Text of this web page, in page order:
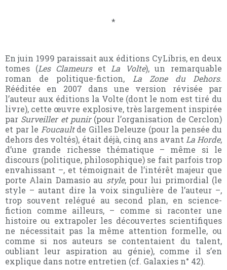
*
En juin 1999 paraissait aux éditions CyLibris, en deux
tomes (Les Clameurset La Volte), un remarquable
roman de politique-fiction,
La Zone du Dehors.
Rééditée en 2007 dans une version révisée par
l’auteur aux éditions la Volte (dont le nom est tiré du
livre), cette œuvre explosive, très largement inspirée
par Surveiller et punir(pour l’organisation de Cerclon)
et par le Foucaultde Gilles Deleuze (pour la pensée du
dehors des voltés), était déjà, cinq ans avant La Horde,
d’une grande richesse thématique – même si le
discours (politique, philosophique) se fait parfois trop
envahissant –, et témoignait de l’intérêt majeur que
porte Alain Damasio au style, pour lui primordial (le
style – autant dire la voix singulière de l’auteur –,
trop souvent relégué au second plan, en science-
fiction comme ailleurs, – comme si raconter une
histoire ou extrapoler les découvertes scientifiques
ne nécessitait pas la même attention formelle, ou
comme si nos auteurs se contentaient du talent,
oubliant leur aspiration au génie), comme il s’en
explique dans notre entretien (cf. Galaxies n° 42).